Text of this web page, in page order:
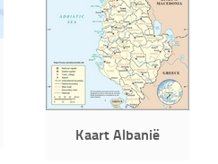
Kaart Albanië